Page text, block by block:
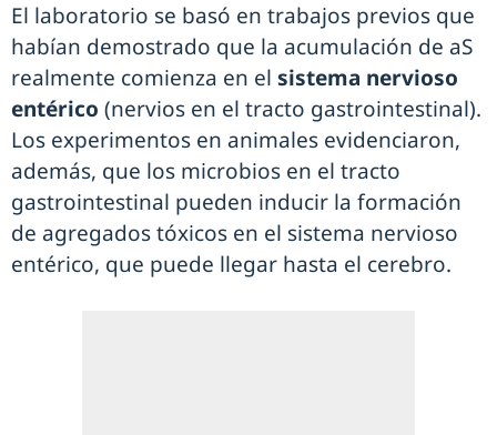
El laboratorio se basó en trabajos previos que
habían demostrado que la acumulación de aS
realmente comienza en el sistema nervioso
entérico (nervios en el tracto gastrointestinal).
Los experimentos en animales evidenciaron,
además, que los microbios en el tracto
gastrointestinal pueden inducir la formación
de agregados tóxicos en el sistema nervioso
entérico, que puede llegar hasta el cerebro.